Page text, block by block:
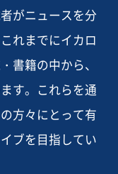
がニュースを分
れまでにイカロ
書籍の中から、
す。これらを通
方々にとって有
ブを目指してい